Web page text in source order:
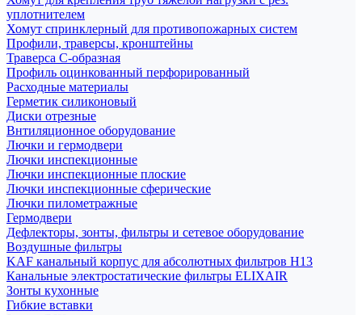
уплотнителем
Хомут спринклерный для противопожарных систем
Профили, траверсы, кронштейны
Траверса С-образная
Профиль оцинкованный перфорированный
Расходные материалы
Герметик силиконовый
Диски отрезные
Внтиляционное оборудование
Лючки и гермодвери
Лючки инспекционные
Лючки инспекционные плоские
Лючки инспекционные сферические
Лючки пилометражные
Гермодвери
Дефлекторы, зонты, фильтры и сетевое оборудование
Воздушные фильтры
KAF канальный корпус для абсолютных фильтров H13
Канальные электростатические фильтры ELIXAIR
Зонты кухонные
Гибкие вставки